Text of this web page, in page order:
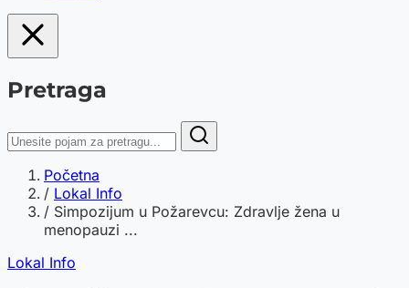
Pretraga
Početna
/ Lokal Info
/ Simpozijum u Požarevcu: Zdravlje žena u
menopauzi ...
Lokal Info